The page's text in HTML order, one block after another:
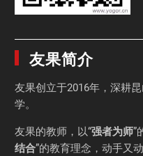
友果简介
友果创立于2016年，深耕
学。
友果的教师，以“强者为师”
结合”的教育理念，动手又